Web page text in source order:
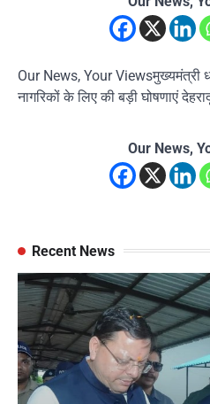
Our News, Your Viewsमुख्यमंत्री
नागरिकों के लिए की बड़ी घोषणाएं
Our News,
Recent News